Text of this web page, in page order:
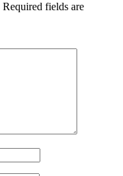
Required fields are